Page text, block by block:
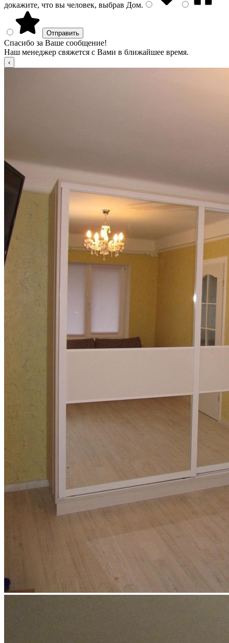
докажите, что вы человек, выбрав Дом.
Спасибо за Ваше сообщение!
Наш менеджер свяжется с Вами в ближайшее время.